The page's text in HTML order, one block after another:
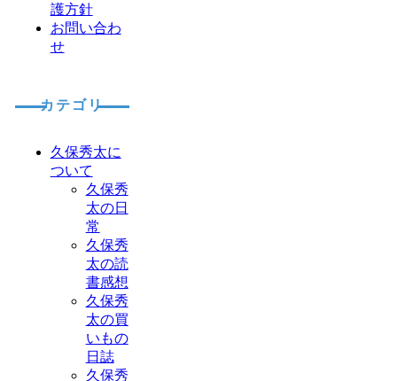
護方針
お問い合わ
せ
カテゴリ
久保秀太に
ついて
久保秀
太の日
常
久保秀
太の読
書感想
久保秀
太の買
いもの
日誌
久保秀